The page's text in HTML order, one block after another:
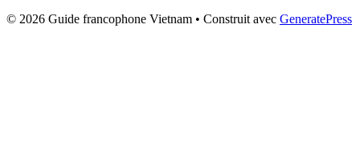
© 2026 Guide francophone Vietnam • Construit avec GeneratePress